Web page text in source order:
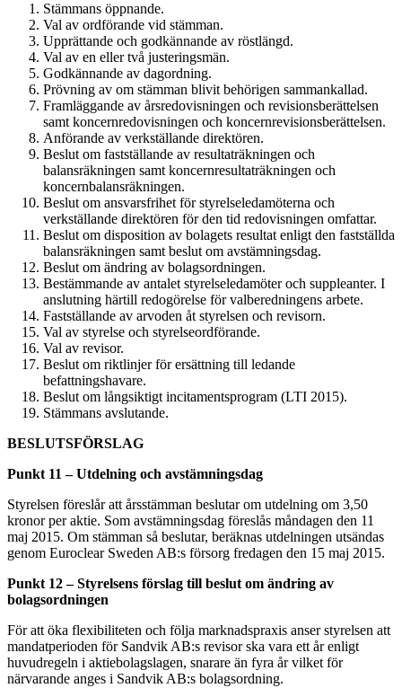
Stämmans öppnande.
Val av ordförande vid stämman.
Upprättande och godkännande av röstlängd.
Val av en eller två justeringsmän.
Godkännande av dagordning.
Prövning av om stämman blivit behörigen sammankallad.
Framläggande av årsredovisningen och revisionsberättelsen
samt koncernredovisningen och koncernrevisionsberättelsen.
Anförande av verkställande direktören.
Beslut om fastställande av resultaträkningen och
balansräkningen samt koncernresultaträkningen och
koncernbalansräkningen.
Beslut om ansvarsfrihet för styrelseledamöterna och
verkställande direktören för den tid redovisningen omfattar.
Beslut om disposition av bolagets resultat enligt den fastställda
balansräk­ningen samt beslut om avstämningsdag.
Beslut om ändring av bolagsordningen.
Bestämmande av antalet styrelseledamöter och suppleanter. I
anslutning härtill redogörelse för valberedningens arbete.
Fastställande av arvoden åt styrelsen och revisorn.
Val av styrelse och styrelseordförande.
Val av revisor.
Beslut om riktlinjer för ersättning till ledande
befattningshavare.
Beslut om långsiktigt incitamentsprogram (LTI 2015).
Stämmans avslutande.
BESLUTSFÖRSLAG
Punkt 11 – Utdelning och avstämningsdag
Styrelsen föreslår att årsstämman beslutar om utdelning om 3,50
kronor per aktie. Som avstämningsdag föreslås måndagen den 11
maj 2015. Om stämman så beslutar, beräknas utdelningen utsändas
genom Euroclear Sweden AB:s försorg fredagen den 15 maj 2015.
Punkt 12 – Styrelsens förslag till beslut om ändring av
bolagsordningen
För att öka flexibiliteten och följa marknadspraxis anser styrelsen att
mandatperioden för Sandvik AB:s revisor ska vara ett år enligt
huvudregeln i aktiebolagslagen, snarare än fyra år vilket för
närvarande anges i Sandvik AB:s bolagsordning.